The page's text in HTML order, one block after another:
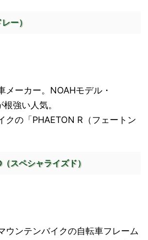
ー）
メーカー。NOAHモデル・
強い人気。
クの「PHAETON R（フェートン
スペシャライズド）
ウンテンバイクの自転車フレーム